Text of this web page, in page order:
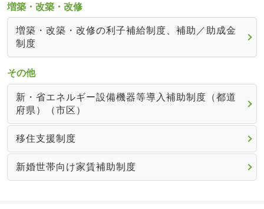
増築・改築・改修
増築・改築・改修の利子補給制度、補助／助成金
制度
その他
新・省エネルギー設備機器等導入補助制度（都道
府県）（市区）
移住支援制度
新婚世帯向け家賃補助制度